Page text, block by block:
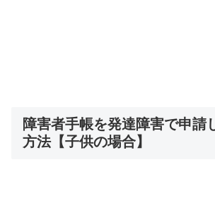
障害者手帳を発達障害で申請
方法【子供の場合】